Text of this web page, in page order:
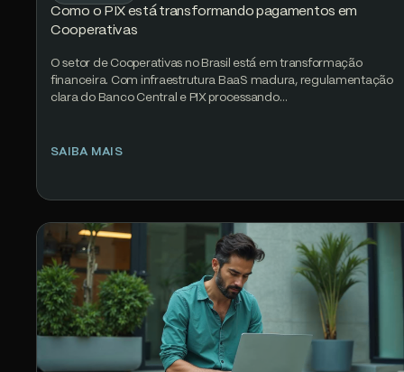
Como o PIX está transformando pagamentos em
Cooperativas
O setor de Cooperativas no Brasil está em transformação
financeira. Com infraestrutura BaaS madura, regulamentação
clara do Banco Central e PIX processando…
SAIBA MAIS